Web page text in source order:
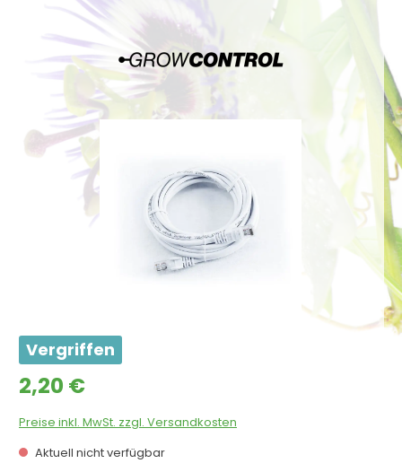
Bildergalerie überspringen
Vergriffen
Regulärer Preis:
2,20 €
Preise inkl. MwSt. zzgl. Versandkosten
Aktuell nicht verfügbar